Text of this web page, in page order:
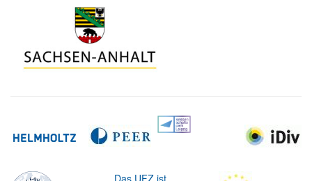
Das UFZ ist